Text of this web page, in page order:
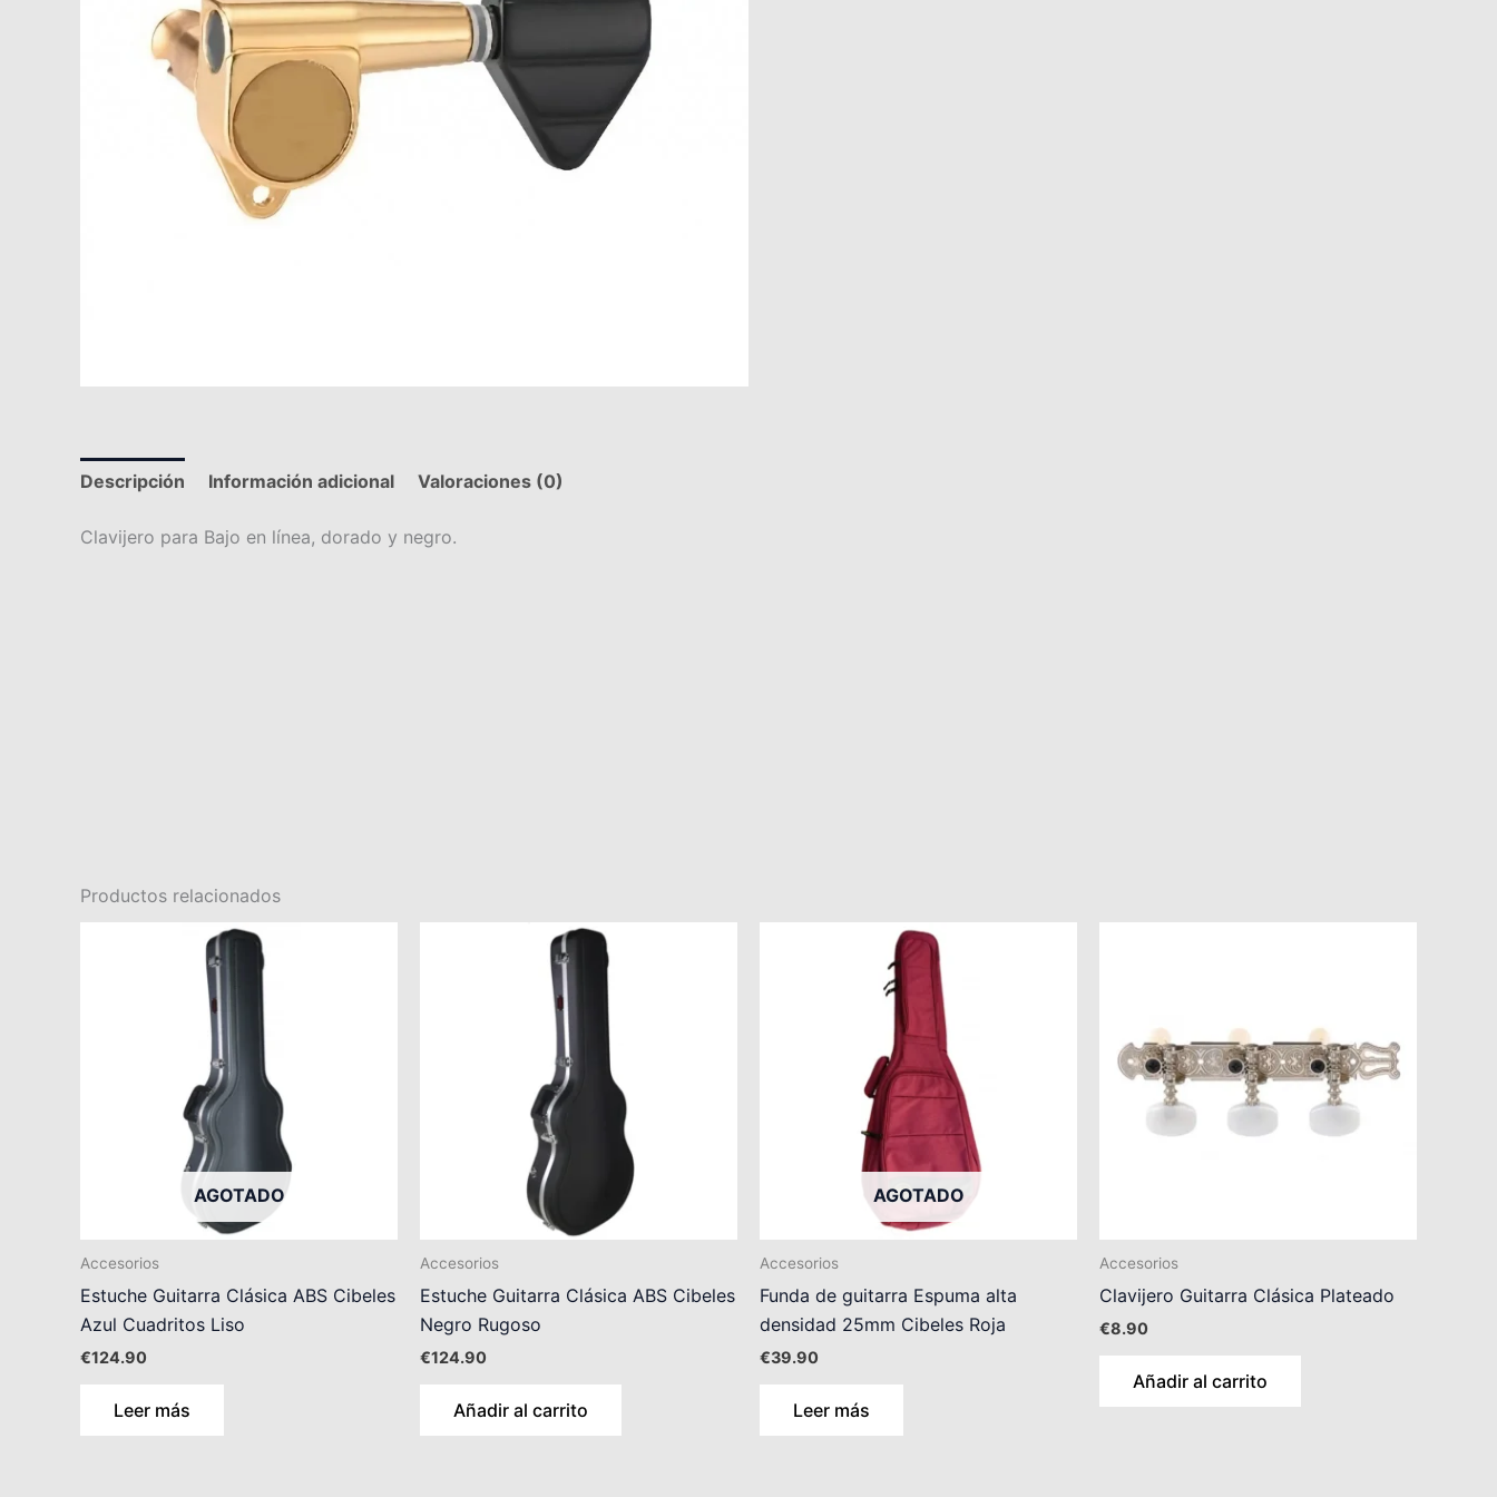
Descripción Información adicional Valoraciones (0)
Clavijero para Bajo en línea, dorado y negro.
Productos relacionados
AGOTADO
Accesorios
Estuche Guitarra Clásica ABS Cibeles
Azul Cuadritos Liso
€124.90
Leer más
Accesorios
Estuche Guitarra Clásica ABS Cibeles
Negro Rugoso
€124.90
Añadir al carrito
AGOTADO
Accesorios
Funda de guitarra Espuma alta
densidad 25mm Cibeles Roja
€39.90
Leer más
Accesorios
Clavijero Guitarra Clásica Plateado
€8.90
Añadir al carrito